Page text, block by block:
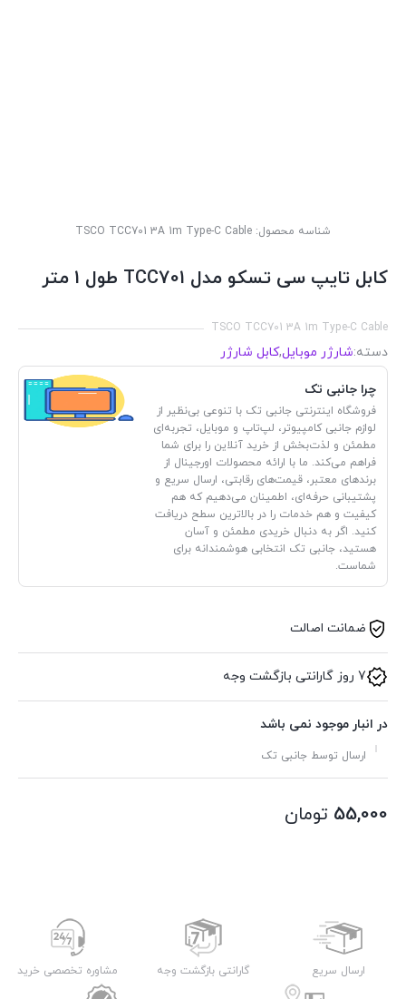
شناسه محصول: TSCO TCC701 3A 1m Type-C Cable
کابل تایپ سی تسکو مدل TCC701 طول 1 متر
TSCO TCC701 3A 1m Type-C Cable
دسته:شارژر موبایل,کابل شارژر
چرا جانبی تک
فروشگاه اینترنتی جانبی تک با تنوعی بی‌نظیر از
لوازم جانبی کامپیوتر، لپ‌تاپ و موبایل، تجربه‌ای
مطمئن و لذت‌بخش از خرید آنلاین را برای شما
فراهم می‌کند. ما با ارائه محصولات اورجینال از
برندهای معتبر، قیمت‌های رقابتی، ارسال سریع و
پشتیبانی حرفه‌ای، اطمینان می‌دهیم که هم
کیفیت و هم خدمات را در بالاترین سطح دریافت
کنید. اگر به دنبال خریدی مطمئن و آسان
هستید، جانبی تک انتخابی هوشمندانه برای
شماست.
ضمانت اصالت
7 روز گارانتی بازگشت وجه
در انبار موجود نمی باشد
ارسال توسط جانبی تک
55,000 تومان
ارسال سریع گارانتی بازگشت وجه مشاوره تخصصی خرید